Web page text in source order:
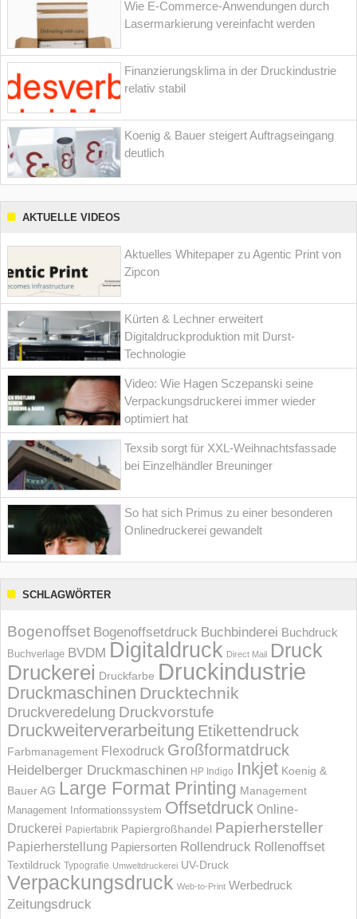
Wie E-Commerce-Anwendungen durch
Lasermarkierung vereinfacht werden
Finanzierungsklima in der Druckindustrie
relativ stabil
Koenig & Bauer steigert Auftragseingang
deutlich
AKTUELLE VIDEOS
Aktuelles Whitepaper zu Agentic Print von
Zipcon
Kürten & Lechner erweitert
Digitaldruckproduktion mit Durst-
Technologie
Video: Wie Hagen Sczepanski seine
Verpackungsdruckerei immer wieder
optimiert hat
Texsib sorgt für XXL-Weihnachtsfassade
bei Einzelhändler Breuninger
So hat sich Primus zu einer besonderen
Onlinedruckerei gewandelt
SCHLAGWÖRTER
Bogenoffset Bogenoffsetdruck Buchbinderei Buchdruck
Buchverlage BVDM Digitaldruck Direct Mail Druck
Druckerei Druckfarbe Druckindustrie
Druckmaschinen Drucktechnik
Druckveredelung Druckvorstufe
Druckweiterverarbeitung Etikettendruck
Farbmanagement Flexodruck Großformatdruck
Heidelberger Druckmaschinen HP Indigo Inkjet Koenig &
Bauer AG Large Format Printing Management
Management Informations­system Offsetdruck Online-
Druckerei Papierfabrik Papiergroßhandel Papierhersteller
Papierherstellung Papiersorten Rollendruck Rollenoffset
Textildruck Typografie Umweltdruckerei UV-Druck
Verpackungsdruck Web-to-Print Werbedruck
Zeitungsdruck